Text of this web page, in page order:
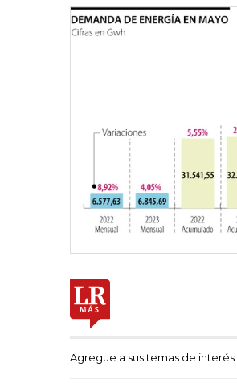
Agregue a sus temas de interés